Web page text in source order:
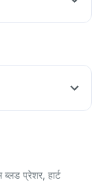
प्रेशर, हार्ट